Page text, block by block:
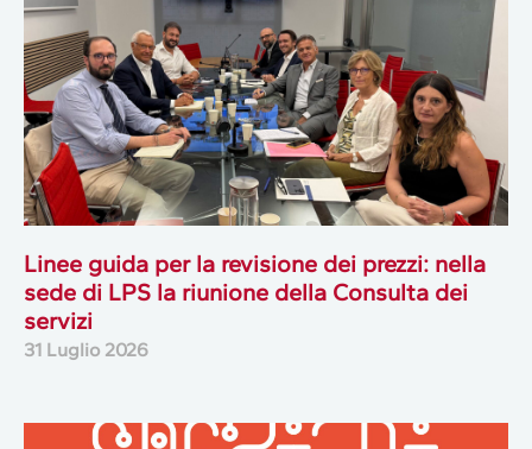
Linee guida per la revisione dei prezzi: nella
sede di LPS la riunione della Consulta dei
servizi
31 Luglio 2026